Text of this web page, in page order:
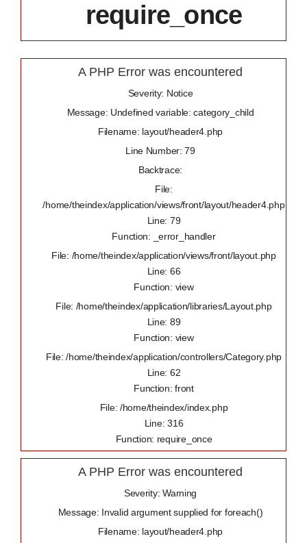
require_once
A PHP Error was encountered
Severity: Notice
Message: Undefined variable: category_child
Filename: layout/header4.php
Line Number: 79
Backtrace:
File:
/home/theindex/application/views/front/layout/header4.php
Line: 79
Function: _error_handler
File: /home/theindex/application/views/front/layout.php
Line: 66
Function: view
File: /home/theindex/application/libraries/Layout.php
Line: 89
Function: view
File: /home/theindex/application/controllers/Category.php
Line: 62
Function: front
File: /home/theindex/index.php
Line: 316
Function: require_once
A PHP Error was encountered
Severity: Warning
Message: Invalid argument supplied for foreach()
Filename: layout/header4.php